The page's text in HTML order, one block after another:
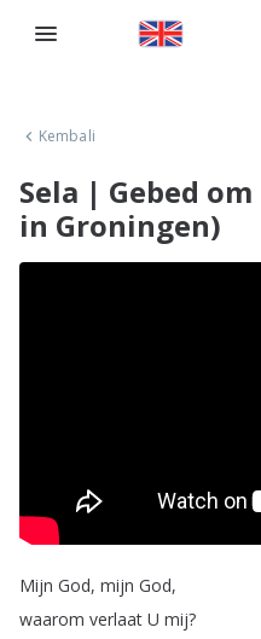
Kembali
Sela | Gebed
in Groningen)
Mijn God, mijn God,
waarom verlaat U mij?